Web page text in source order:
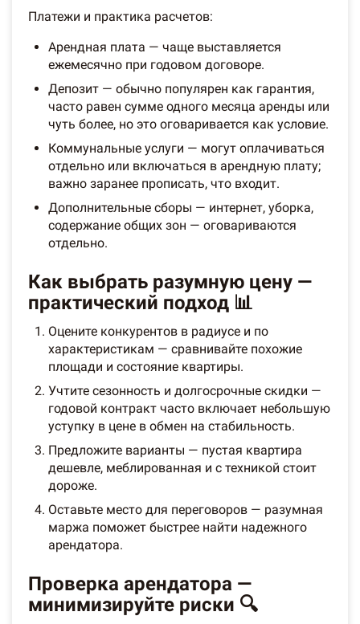
Платежи и практика расчетов:
Арендная плата — чаще выставляется
ежемесячно при годовом договоре.
Депозит — обычно популярен как гарантия,
часто равен сумме одного месяца аренды или
чуть более, но это оговаривается как условие.
Коммунальные услуги — могут оплачиваться
отдельно или включаться в арендную плату;
важно заранее прописать, что входит.
Дополнительные сборы — интернет, уборка,
содержание общих зон — оговариваются
отдельно.
Как выбрать разумную цену —
практический подход 📊
Оцените конкурентов в радиусе и по
характеристикам — сравнивайте похожие
площади и состояние квартиры.
Учтите сезонность и долгосрочные скидки —
годовой контракт часто включает небольшую
уступку в цене в обмен на стабильность.
Предложите варианты — пустая квартира
дешевле, меблированная и с техникой стоит
дороже.
Оставьте место для переговоров — разумная
маржа поможет быстрее найти надежного
арендатора.
Проверка арендатора —
минимизируйте риски 🔍